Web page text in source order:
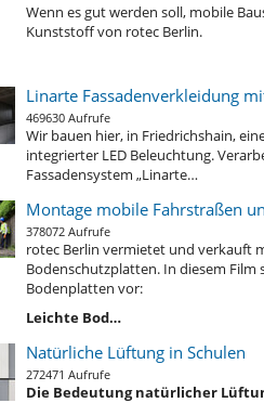
Wenn es gut werden soll, mobile
Kunststoff von rotec Berlin.
Linarte Fassadenverkleidung
469630 Aufrufe
Wir bauen hier, in Friedrichshain,
integrierter LED Beleuchtung.
Fassadensystem „Linarte…
Montage mobile Fahrstraßen
378072 Aufrufe
rotec Berlin vermietet und verkauft
Bodenschutzplatten. In diesem Film
Bodenplatten vor:
Leichte Bod…
Natürliche Lüftung in Schulen
272471 Aufrufe
Die Bedeutung natürlicher